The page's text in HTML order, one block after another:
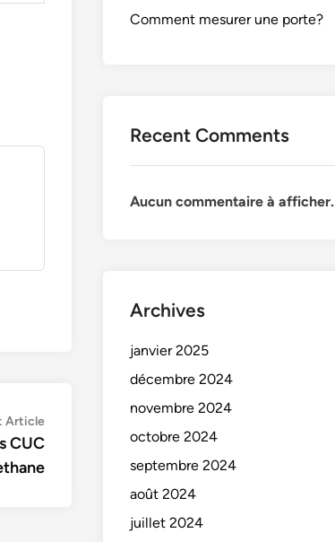
ArticleNext
article:
CUC
Comment mesurer une porte?
Recent Comments
Aucun commentaire à afficher.
Archives
janvier 2025
décembre 2024
novembre 2024
octobre 2024
septembre 2024
août 2024
juillet 2024